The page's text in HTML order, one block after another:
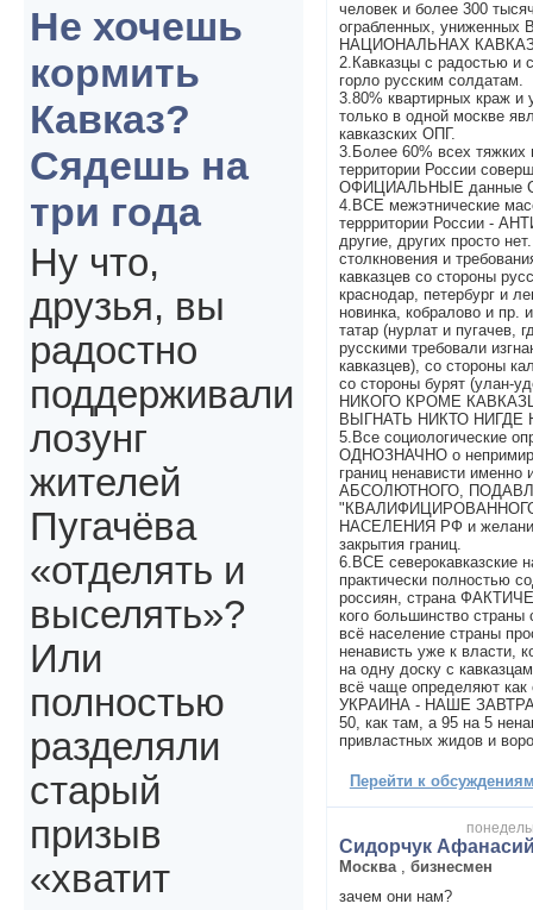
человек и более 300
ограбленных,
НАЦИОНАЛЬНАХ
2.Кавказцы с радостью и
горло русским солдатам.
3.80% квартирных краж и
только в одной москве
кавказских ОПГ.
3.Более 60% всех тяжких
территории России
ОФИЦИАЛЬНЫЕ данные
4.ВСЕ межэтнические
террритории России -
другие, других просто
столкновения и
кавказцев со стороны
краснодар, петербург и
новинка, кобралово и пр.
татар (нурлат и пугачев,
русскими требовали
кавказцев), со стороны
со стороны бурят (улан-
НИКОГО КРОМЕ
ВЫГНАТЬ НИКТО НИГДЕ
5.Все социологические
ОДНОЗНАЧНО о
границ ненависти именно
АБСОЛЮТНОГО,
НАСЕЛЕНИЯ РФ и
закрытия границ.
6.ВСЕ северокавказские
практически полностью
россиян, страна
кого большинство
всё население страны
ненависть уже к власти,
на одну доску с
всё чаще определяют как
УКРАИНА - НАШЕ ЗАВТРА,
50, как там, а 95 на 5
привластных жидов и
Перейти к
Сидорчук
Москва
бизнесмен
зачем они нам?
Не хочешь
кормить
Кавказ?
Сядешь на
три года
Ну что,
друзья, вы
радостно
поддерживали
лозунг
жителей
Пугачёва
«отделять и
выселять»?
Или
полностью
разделяли
старый
призыв
«хватит